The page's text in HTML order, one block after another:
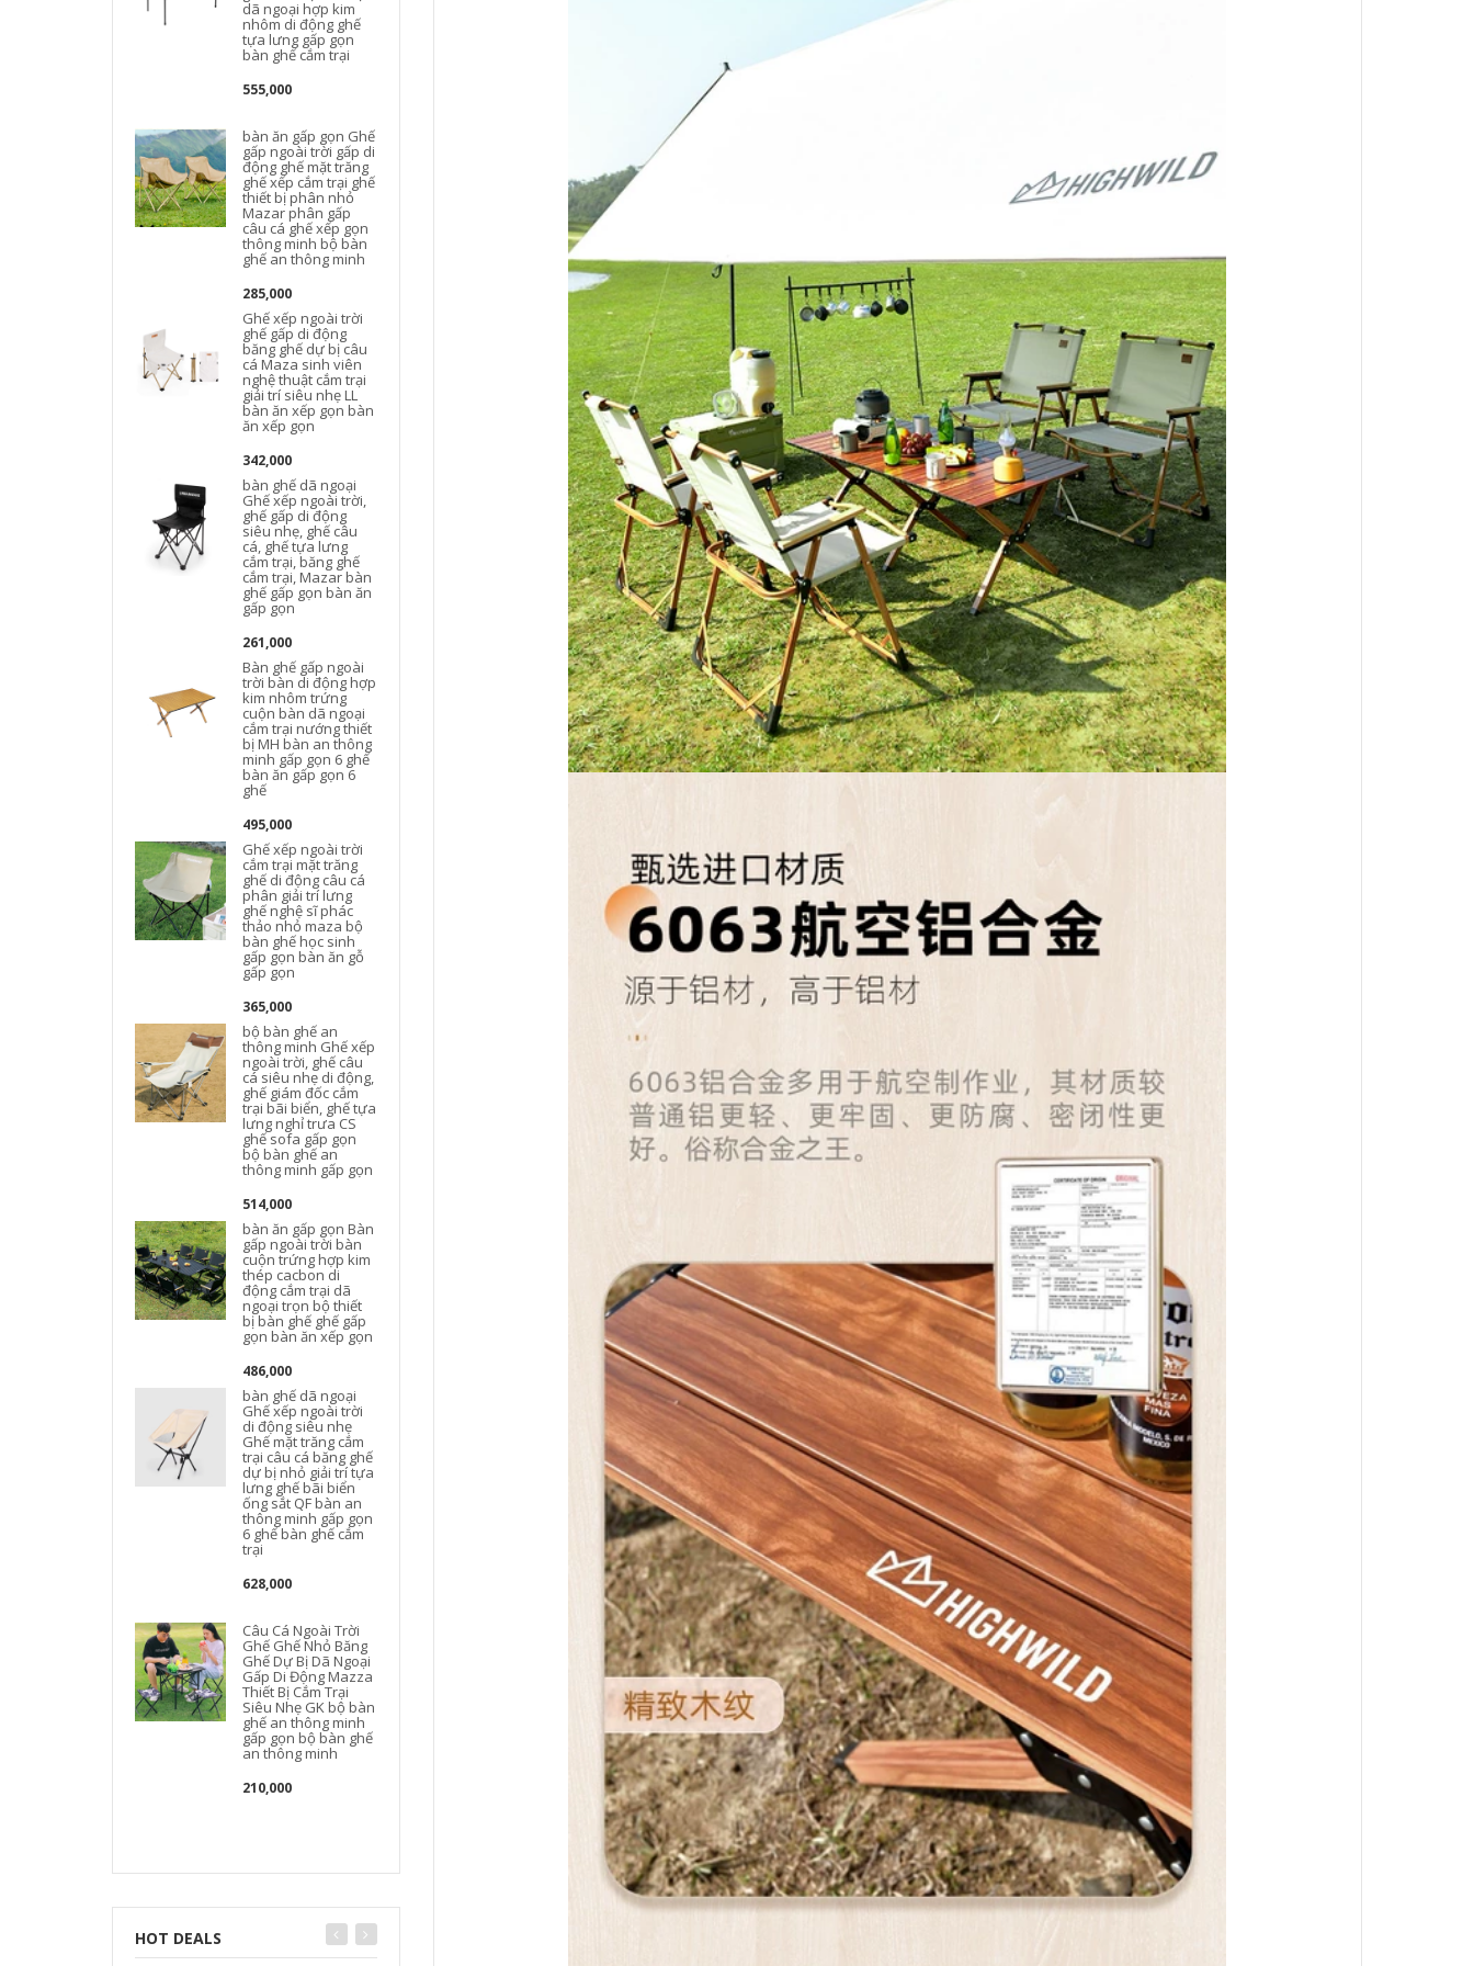
dã ngoại hợp kim
nhôm di động ghế
tựa lưng gấp gọn
bàn ghế cắm trại
555,000
bàn ăn gấp gọn Ghế
gấp ngoài trời gấp di
động ghế mặt trăng
ghế xếp cắm trại ghế
thiết bị phân nhỏ
Mazar phân gấp
câu cá ghế xếp gọn
thông minh bộ bàn
ghế an thông minh
285,000
Ghế xếp ngoài trời
ghế gấp di động
băng ghế dự bị câu
cá Maza sinh viên
nghệ thuật cắm trại
giải trí siêu nhẹ LL
bàn ăn xếp gọn bàn
ăn xếp gọn
342,000
bàn ghế dã ngoại
Ghế xếp ngoài trời,
ghế gấp di động
siêu nhẹ, ghế câu
cá, ghế tựa lưng
cắm trại, băng ghế
cắm trại, Mazar bàn
ghế gấp gọn bàn ăn
gấp gọn
261,000
Bàn ghế gấp ngoài
trời bàn di động hợp
kim nhôm trứng
cuộn bàn dã ngoại
cắm trại nướng thiết
bị MH bàn an thông
minh gấp gọn 6 ghế
bàn ăn gấp gọn 6
ghế
495,000
Ghế xếp ngoài trời
cắm trại mặt trăng
ghế di động câu cá
phân giải trí lưng
ghế nghệ sĩ phác
thảo nhỏ maza bộ
bàn ghế học sinh
gấp gọn bàn ăn gỗ
gấp gọn
365,000
bộ bàn ghế an
thông minh Ghế xếp
ngoài trời, ghế câu
cá siêu nhẹ di động,
ghế giám đốc cắm
trại bãi biển, ghế tựa
lưng nghỉ trưa CS
ghế sofa gấp gọn
bộ bàn ghế an
thông minh gấp gọn
514,000
bàn ăn gấp gọn Bàn
gấp ngoài trời bàn
cuộn trứng hợp kim
thép cacbon di
động cắm trại dã
ngoại trọn bộ thiết
bị bàn ghế ghế gấp
gọn bàn ăn xếp gọn
486,000
bàn ghế dã ngoại
Ghế xếp ngoài trời
di động siêu nhẹ
Ghế mặt trăng cắm
trại câu cá băng ghế
dự bị nhỏ giải trí tựa
lưng ghế bãi biển
ống sắt QF bàn an
thông minh gấp gọn
6 ghế bàn ghế cắm
trại
628,000
Câu Cá Ngoài Trời
Ghế Ghế Nhỏ Băng
Ghế Dự Bị Dã Ngoại
Gấp Di Động Mazza
Thiết Bị Cắm Trại
Siêu Nhẹ GK bộ bàn
ghế an thông minh
gấp gọn bộ bàn ghế
an thông minh
210,000
ghế xếp ngoài trời
dã ngoại, thiết bị và
vật dụng cắm trại
ngoài trời, bàn cuộn
trứng gấp hợp kim
nhôm di động ghế
sofa gấp gọn bàn
Urban Wave Bàn
Ghế Gấp Ngoài Trời
Hoàn Toàn Bằng
Nhôm Dã Ngoại BBQ
Nhẹ Bàn Nhỏ Thiết
Bị Cắm Trại Tour Tự
Lái Xe ghế gấp gọn
bộ bàn ghế an
bộ bàn ghế ăn cơm
gấp gọn Đô Thị
Sóng Ghế Gấp
Ngoài Trời Cắm Trại
Ghế Ghế Trung Thu
Bãi Biển Ghế Di
Động Mazar Ghế
Xếp Câu Cá Phân
bộ bàn ghế gấp gọn
thông minh bộ bàn
Đô Thị Sóng Ghế
Gấp Ngoài Trời
Kermit Ghế Di Động
Ghế xếp ngoài trời
Ghế Kermit ghế cắm
gấp di động bãi biển
ghế siêu nhẹ câu cá
thông minh bàn ăn
Ghế xếp ngoài trời,
Mazar, ghế cắm trại
siêu nhẹ, ghế câu cá
bàn ghế du lịch ghế
ghế gấp gọn Đô Thị
Xếp Hàng Hiện Vật
Câu Cá Pony Băng
ghế ăn cơm gấp gọn
bộ trang thiết bị vật
dụng bàn ghế gấp
bàn ghế ăn gấp gọn
Gấp Pony Phân bàn
ăn gỗ gấp gọn bàn
ăn gỗ gấp gọn
214,000
bàn ghế du lịch Bàn
ghế gấp ngoài trời
nhôm di động trứng
cuộn bàn cắm trại
dã ngoại bàn nướng
thiết bị QF bộ bàn
ăn gấp gọn 6 ghế bộ
bàn ghế ăn cơm gấp
gọn
507,000
Đô Thị Sóng Cắm
Trại Ngoài Trời
Hoang Dã Câu Cá
Nền Tảng Câu Cá
Tựa Lưng Ghế Câu
Cá Siêu Nhẹ Mọi Địa
Hình Maza Gấp Câu
Cá Ghế ghế nằm
gấp gọn ghế tựa
lưng gấp gọn
281,000
bộ bàn ghế học sinh
gấp gọn Bàn ghế
xếp ngoài trời cắm
trại dã ngoại cắm
bàn ghế gấp gọn
ghế xếp gọn thông
minh
1,766,000
ghế sofa gấp gọn
Bàn gấp ngoài trời
gấp gọn bàn cắm
trại di động Bộ bàn
ghế dã ngoại cung
bàn ghế gấp gọn
374,000
Ghế gấp ngoài trời,
ghế mặt trăng siêu
nhẹ di động, ghế
446,000
Ngoài Trời Di Động
Bàn Gấp Trứng Bàn
Gian Hàng Cắm Trại
Giải Trí Dã Ngoại
Bàn Ghế Đa Năng
Thiết Bị Hoàn Chỉnh
Bàn bàn ghế gấp
ghế gấp gọn
363,000
ghế nằm gấp gọn Đô
Thị Sóng Ngoài Trời
Ghế Gấp Di Động
Thiết Bị Đánh Cá
Ghế Phân Nghệ Sĩ
Phác Thảo Ghế Gấp
ghế ngủ gấp gọn
bàn ghế dã ngoại
289,000
Đô Thị Sóng Ghế
Gấp Ngoài Trời Di
Động Giải Trí Cắm
Trại Ghế Gỗ Chắc
Chắn Siêu Nhẹ
Trăng Bướm Ghế
bàn ghế gấp gọn
bàn ghế ăn gấp gọn
724,000
HOT DEALS